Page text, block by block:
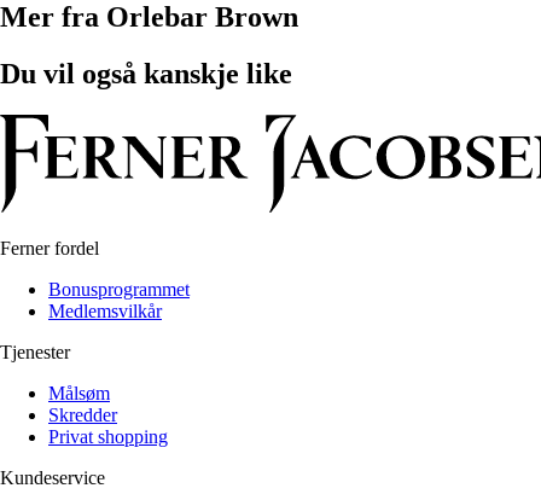
Mer fra Orlebar Brown
Du vil også kanskje like
Ferner fordel
Bonusprogrammet
Medlemsvilkår
Tjenester
Målsøm
Skredder
Privat shopping
Kundeservice